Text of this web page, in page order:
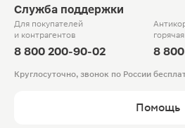
Служба поддержки
Для покупателей
и контрагентов
8 800 200-90-02 8
Круглосуточно, звонок по России
Помощь